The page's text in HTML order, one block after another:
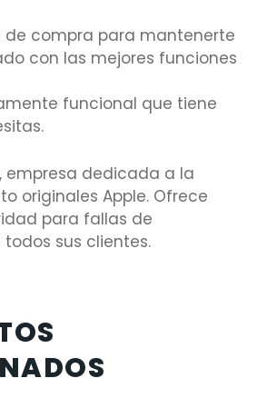
de compra para mantenerte
con las mejores funciones
funcional que tiene
empresa dedicada a la
originales Apple. Ofrece
para fallas de
sus clientes.